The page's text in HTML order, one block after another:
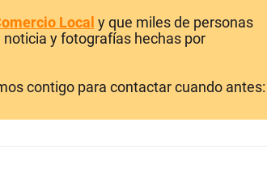
Local y que miles de personas
y fotografías hechas por
contigo para contactar cuando antes: